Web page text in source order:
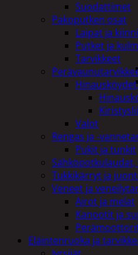
Suodattimet
Pakoputken osat
Laipat ja
Putket ja
Tarvikkeet
Valot
Rengas ja -
Pukit ja tunkit
Tukkikärryt ja
Veneet ja
Airot ja melat
Kanootit ja
Eläintenruoka ja